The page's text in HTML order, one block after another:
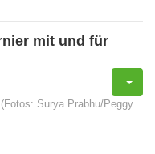
mit und für
Surya Prabhu/Peggy